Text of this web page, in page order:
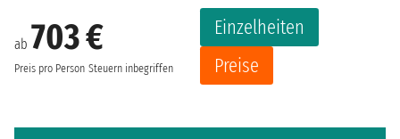
ab 703 €
Preis pro Person Steuern inbegriffen
Einzelheiten
Preise